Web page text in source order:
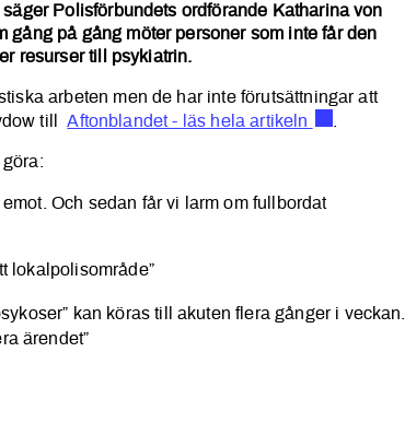
Polisförbundets ordförande Katharina von
gång på gång möter personer som inte får den
resurser till psykiatrin.
arbeten men de har inte förutsättningar att
tillAftonblandet - läs hela artikeln
Och sedan får vi larm om fullbordat
lokalpolisområde”
kan köras till akuten flera gånger i veckan.
ärendet”